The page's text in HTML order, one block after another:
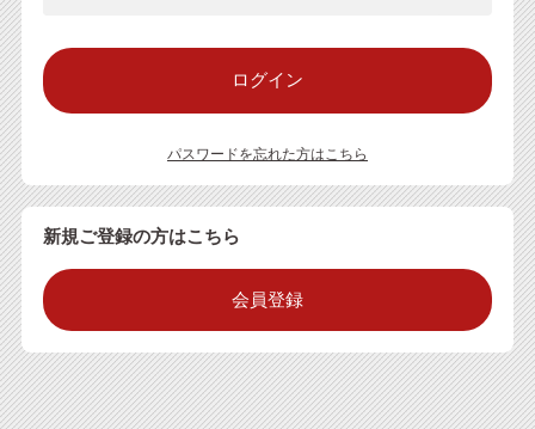
パスワードを忘れた方はこちら
新規ご登録の方はこちら
会員登録